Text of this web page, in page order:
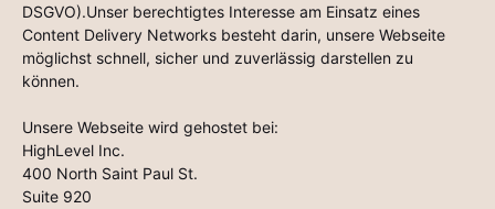
DSGVO).Unser berechtigtes Interesse am Einsatz eines
Content Delivery Networks besteht darin, unsere Webseite
möglichst schnell, sicher und zuverlässig darstellen zu
können.
Unsere Webseite wird gehostet bei:
HighLevel Inc.
400 North Saint Paul St.
Suite 920